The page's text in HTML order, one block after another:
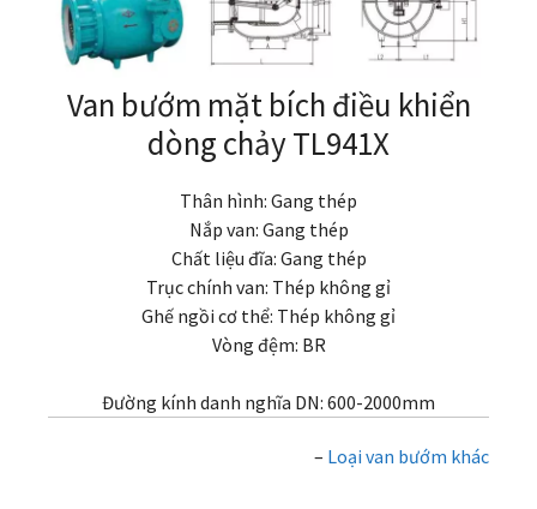
Van bướm mặt bích điều khiển
dòng chảy TL941X
Thân hình: Gang thép
Nắp van: Gang thép
Chất liệu đĩa: Gang thép
Trục chính van: Thép không gỉ
Ghế ngồi cơ thể: Thép không gỉ
Vòng đệm: BR
Đường kính danh nghĩa DN: 600-2000mm
– Loại van bướm khác